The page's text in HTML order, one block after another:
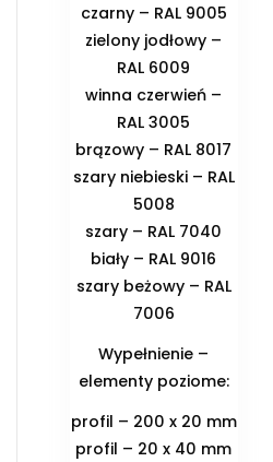
czarny – RAL 9005
zielony jodłowy –
RAL 6009
winna czerwień –
RAL 3005
brązowy – RAL 8017
szary niebieski – RAL
5008
szary – RAL 7040
biały – RAL 9016
szary beżowy – RAL
7006
Wypełnienie –
elementy poziome:
profil – 200 x 20 mm
profil – 20 x 40 mm